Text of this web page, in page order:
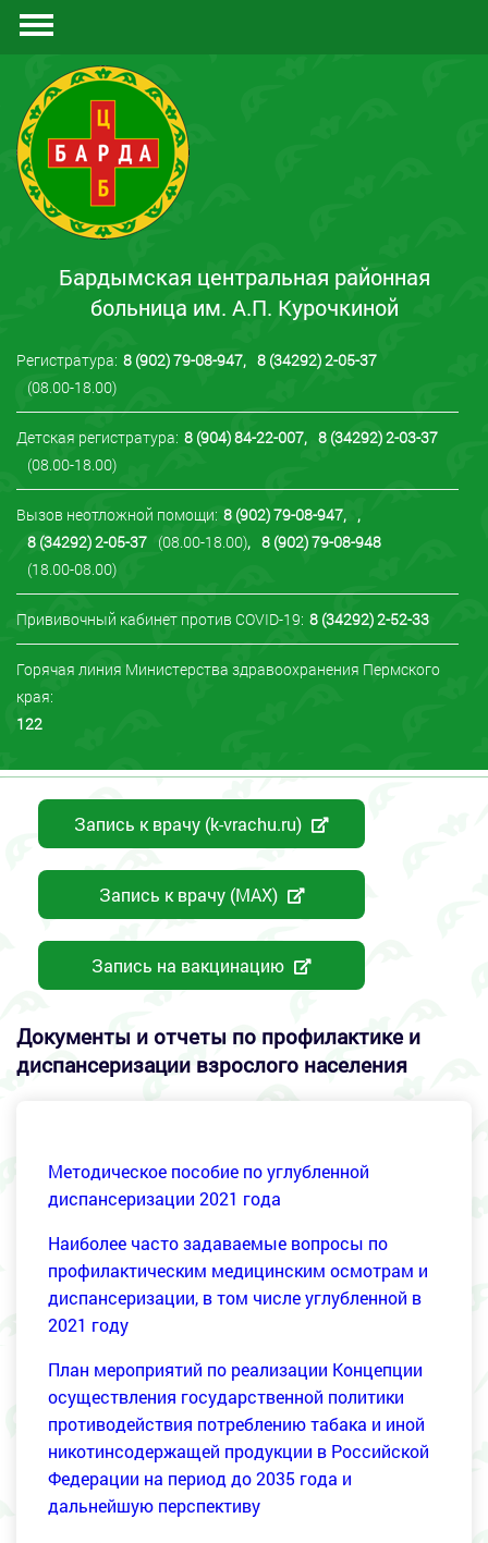
Контакты
Бардымская центральная районная
больница им. А.П. Курочкиной
Регистратура: 8 (902) 79-08-947, 8 (34292) 2-05-37
(08.00-18.00)
Детская регистратура: 8 (904) 84-22-007, 8 (34292) 2-03-37
(08.00-18.00)
Вызов неотложной помощи: 8 (902) 79-08-947, ,
8 (34292) 2-05-37 (08.00-18.00), 8 (902) 79-08-948
(18.00-08.00)
Прививочный кабинет против COVID-19: 8 (34292) 2-52-33
Горячая линия Министерства здравоохранения Пермского
края:
122
Запись к врачу (k-vrachu.ru)
Запись к врачу (MAX)
Запись на вакцинацию
Документы и отчеты по профилактике и
диспансеризации взрослого населения
Методическое пособие по углубленной
диспансеризации 2021 года
Наиболее часто задаваемые вопросы по
профилактическим медицинским осмотрам и
диспансеризации, в том числе углубленной в
2021 году
План мероприятий по реализации Концепции
осуществления государственной политики
противодействия потреблению табака и иной
никотинсодержащей продукции в Российской
Федерации на период до 2035 года и
дальнейшую перспективу